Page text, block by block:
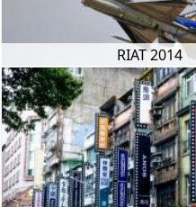
RIAT 2014